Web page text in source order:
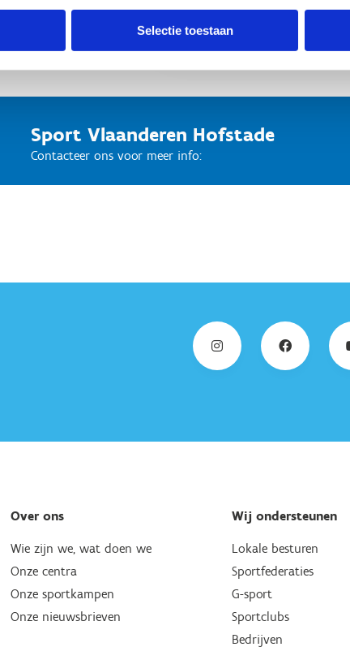
Selectie toestaan
Vraag je sportstage
Sport Vlaanderen Hofstade
Contacteer ons voor meer info:
Over ons
Wie zijn we, wat doen we
Onze centra
Onze sportkampen
Onze nieuwsbrieven
Wij ondersteunen
Lokale besturen
Sportfederaties
G-sport
Sportclubs
Bedrijven